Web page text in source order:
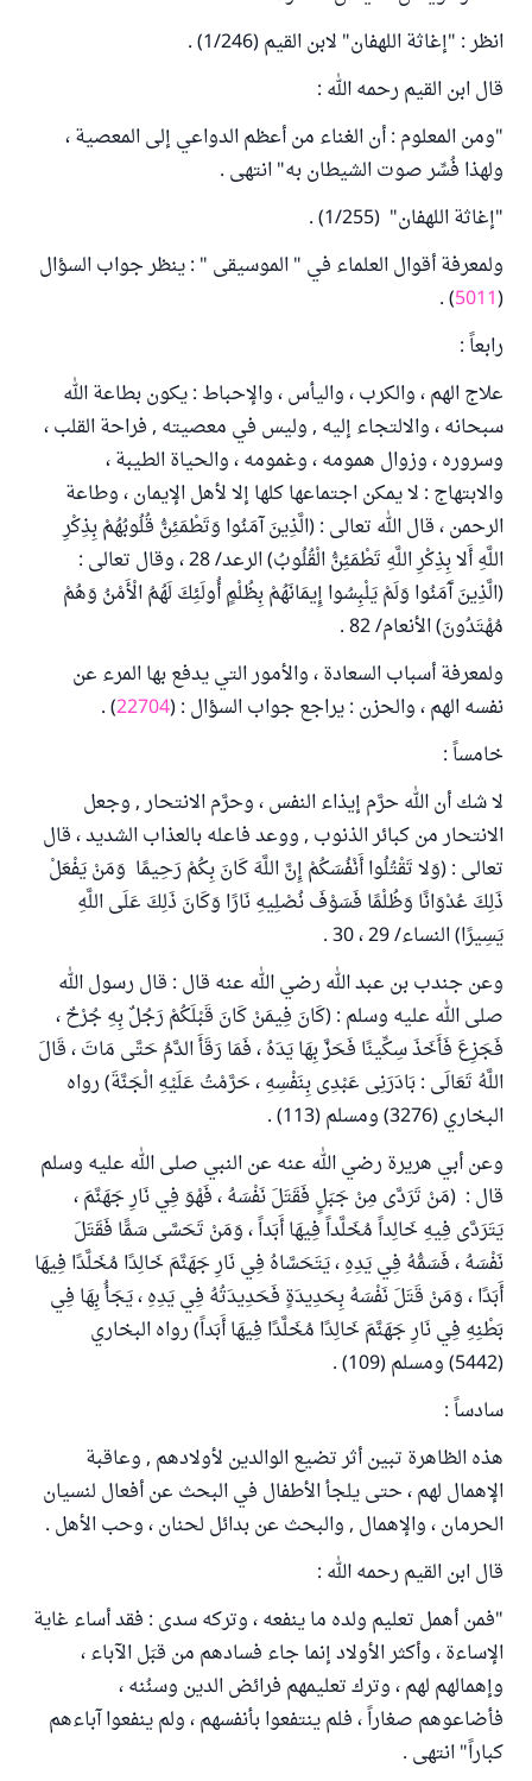
انظر : "إغاثة اللهفان" لابن القيم (1/246) .
قال ابن القيم رحمه الله :
"ومن المعلوم : أن الغناء من أعظم الدواعي إلى المعصية ،
ولهذا فُسِّر صوت الشيطان به" انتهى .
"إغاثة اللهفان" (1/255) .
ولمعرفة أقوال العلماء في " الموسيقى " : ينظر جواب السؤال
(
5011
) .
رابعاً :
علاج الهم ، والكرب ، واليأس ، والإحباط : يكون بطاعة الله
سبحانه ، والالتجاء إليه , وليس في معصيته , فراحة القلب ،
وسروره ، وزوال همومه ، وغمومه ، والحياة الطيبة ،
والابتهاج : لا يمكن اجتماعها كلها إلا لأهل الإيمان ، وطاعة
الرحمن ، قال الله تعالى : (الَّذِينَ آمَنُوا وَتَطْمَئِنُّ قُلُوبُهُمْ بِذِكْرِ
اللَّهِ أَلا بِذِكْرِ اللَّهِ تَطْمَئِنُّ الْقُلُوبُ) الرعد/ 28 ، وقال تعالى :
(الَّذِينَ آَمَنُوا وَلَمْ يَلْبِسُوا إِيمَانَهُمْ بِظُلْمٍ أُولَئِكَ لَهُمُ الْأَمْنُ وَهُمْ
مُهْتَدُونَ) الأنعام/ 82 .
ولمعرفة أسباب السعادة ، والأمور التي يدفع بها المرء عن
نفسه الهم ، والحزن : يراجع جواب السؤال : (22704
) .
خامساً :
لا شك أن الله حرَّم إيذاء النفس ، وحرَّم الانتحار , وجعل
الانتحار من كبائر الذنوب , ووعد فاعله بالعذاب الشديد ، قال
تعالى : (وَلا تَقْتُلُوا أَنْفُسَكُمْ إِنَّ اللَّهَ كَانَ بِكُمْ رَحِيمًا وَمَنْ يَفْعَلْ
ذَلِكَ عُدْوَانًا وَظُلْمًا فَسَوْفَ نُصْلِيهِ نَارًا وَكَانَ ذَلِكَ عَلَى اللَّهِ
يَسِيرًا) النساء/ 29 ، 30 .
وعن جندب بن عبد الله رضي الله عنه قال : قال رسول الله
صلى الله عليه وسلم : (كَانَ فِيمَنْ كَانَ قَبْلَكُمْ رَجُلٌ بِهِ جُرْحٌ ،
فَجَزِعَ فَأَخَذَ سِكِّينًا فَحَزَّ بِهَا يَدَهُ ، فَمَا رَقَأَ الدَّمُ حَتَّى مَاتَ ، قَالَ
اللَّهُ تَعَالَى : بَادَرَنِى عَبْدِى بِنَفْسِهِ ، حَرَّمْتُ عَلَيْهِ الْجَنَّةَ) رواه
البخاري (3276) ومسلم (113) .
وعن أبي هريرة رضي الله عنه عن النبي صلى الله عليه وسلم
قال : (مَنْ تَرَدَّى مِنْ جَبَلٍ فَقَتَلَ نَفْسَهُ ، فَهْوَ فِي نَارِ جَهَنَّمَ ،
يَتَرَدَّى فِيهِ خَالِداً مُخَلَّداً فِيهَا أَبَداً ، وَمَنْ تَحَسَّى سَمًّا فَقَتَلَ
نَفْسَهُ ، فَسَمُّهُ فِي يَدِهِ ، يَتَحَسَّاهُ فِي نَارِ جَهَنَّمَ خَالِدًا مُخَلَّدًا فِيهَا
أَبَدًا ، وَمَنْ قَتَلَ نَفْسَهُ بِحَدِيدَةٍ فَحَدِيدَتُهُ فِي يَدِهِ ، يَجَأُ بِهَا فِي
بَطْنِهِ فِي نَارِ جَهَنَّمَ خَالِدًا مُخَلَّدًا فِيهَا أَبَداً) رواه البخاري
(5442) ومسلم (109) .
سادساً :
هذه الظاهرة تبين أثر تضيع الوالدين لأولادهم , وعاقبة
الإهمال لهم ، حتى يلجأ الأطفال في البحث عن أفعال لنسيان
الحرمان ، والإهمال , والبحث عن بدائل لحنان ، وحب الأهل .
قال ابن القيم رحمه الله :
"فمن أهمل تعليم ولده ما ينفعه ، وتركه سدى : فقد أساء غاية
الإساءة ، وأكثر الأولاد إنما جاء فسادهم من قبَل الآباء ،
وإهمالهم لهم ، وترك تعليمهم فرائض الدين وسنُنه ،
فأضاعوهم صغاراً ، فلم ينتفعوا بأنفسهم ، ولم ينفعوا آباءهم
كباراً" انتهى .